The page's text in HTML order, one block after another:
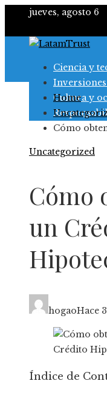
jueves, agosto 6
Ciencia y
Cultura y
Home
Cómo
Uncategorized
Cómo
un
hogaoHace
Índice de